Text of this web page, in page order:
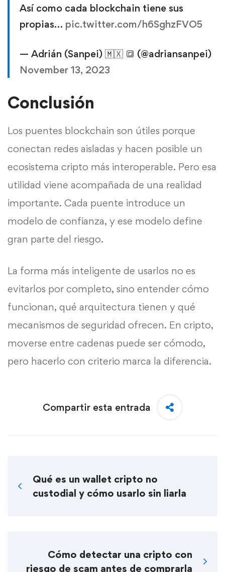
Así como cada blockchain tiene sus
propias… pic.twitter.com/h6SghzFVO5
— Adrián (Sanpei) 🇲🇽 🔳 (@adriansanpei)
November 13, 2023
Conclusión
Los puentes blockchain son útiles porque
conectan redes aisladas y hacen posible un
ecosistema cripto más interoperable. Pero esa
utilidad viene acompañada de una realidad
importante. Cada puente introduce un
modelo de confianza, y ese modelo define
gran parte del riesgo.
La forma más inteligente de usarlos no es
evitarlos por completo, sino entender cómo
funcionan, qué arquitectura tienen y qué
mecanismos de seguridad ofrecen. En cripto,
moverse entre cadenas puede ser cómodo,
pero hacerlo con criterio marca la diferencia.
Compartir esta entrada
Qué es un wallet cripto no
custodial y cómo usarlo sin liarla
Cómo detectar una cripto con
riesgo de scam antes de comprarla